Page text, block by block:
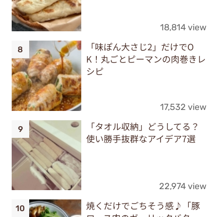
18,814 view
「味ぽん大さじ2」だけでO
K！丸ごとピーマンの肉巻きレ
シピ
17,532 view
「タオル収納」どうしてる？
使い勝手抜群なアイデア7選
22,974 view
焼くだけでごちそう感♪「豚